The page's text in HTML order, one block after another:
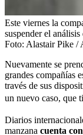
Este viernes la
suspender el
Foto: Alastair Pike /
Nuevamente se
grandes compañías
través de sus
un nuevo caso, que
Diarios
manzana cuenta